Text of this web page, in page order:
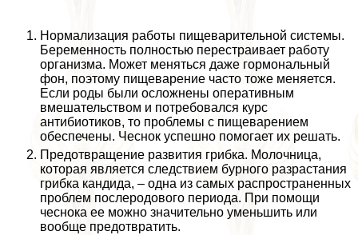
Нормализация работы пищеварительной системы.
Беременность полностью перестраивает работу
организма. Может меняться даже гормональный
фон, поэтому пищеварение часто тоже меняется.
Если роды были осложнены оперативным
вмешательством и потребовался курс
антибиотиков, то проблемы с пищеварением
обеспечены. Чеснок успешно помогает их решать.
Предотвращение развития грибка. Молочница,
которая является следствием бурного разрастания
грибка кандида, – одна из самых распространенных
проблем послеродового периода. При помощи
чеснока ее можно значительно уменьшить или
вообще предотвратить.